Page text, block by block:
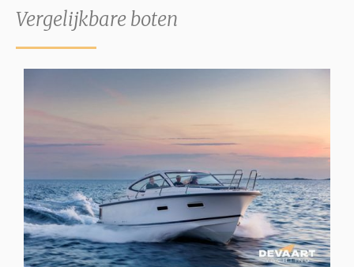
Vergelijkbare boten